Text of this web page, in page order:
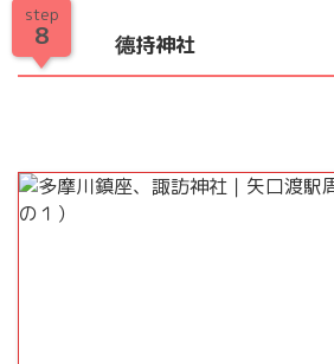
step
8 德持神社